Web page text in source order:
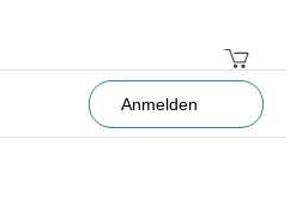
Anmelden